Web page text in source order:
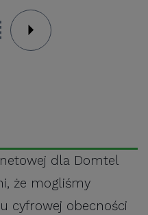
dla Domtel
że mogliśmy
cyfrowej obecności